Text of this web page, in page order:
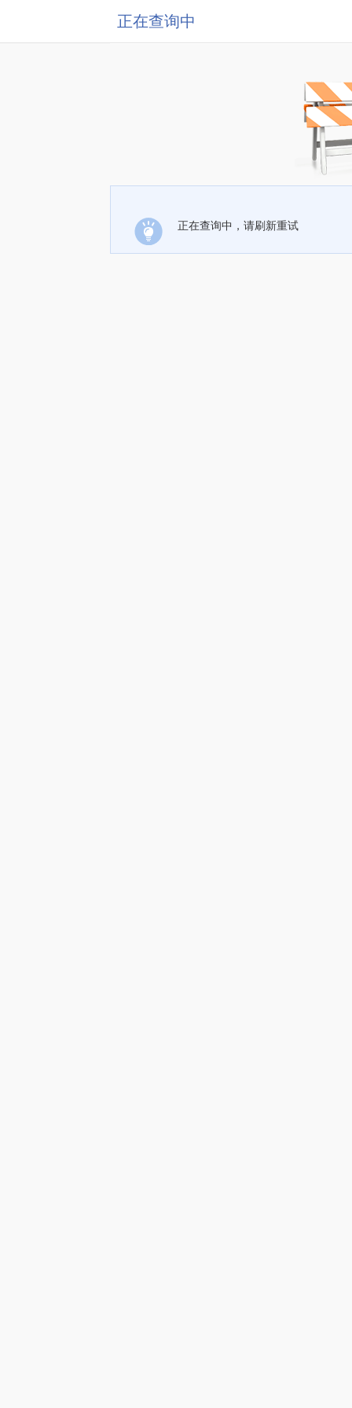
正在查询中
正在查询中，请刷新重试